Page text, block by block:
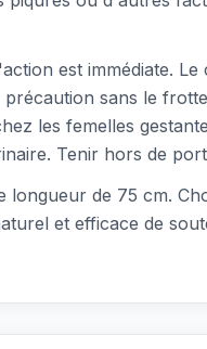
est immédiate.
sans le
les femelles
Tenir hors de
de 75 cm.
et efficace de